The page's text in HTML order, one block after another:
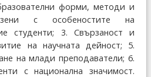
форми, методи и
с особеностите на
студенти; 3. Свързаност и
на научната дейност; 5.
на млади преподаватели; 6.
с национална значимост.